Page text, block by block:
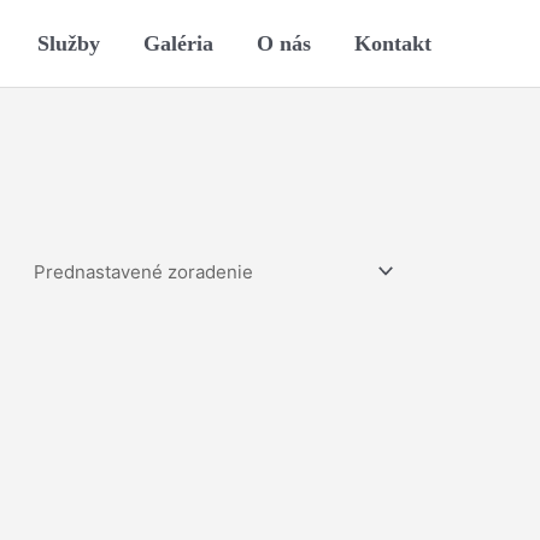
Služby Galéria O nás Kontakt